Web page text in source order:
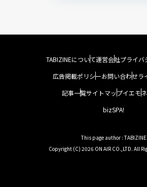
TABIZINEについて運営会社プライバ
広告掲載ポリシーお問い合わせラ
記事一覧サイトマップイエモネ
bizSPA!
This page author : TABIZINE
Copyright (C) 2026 ON AIR CO.,LTD. All